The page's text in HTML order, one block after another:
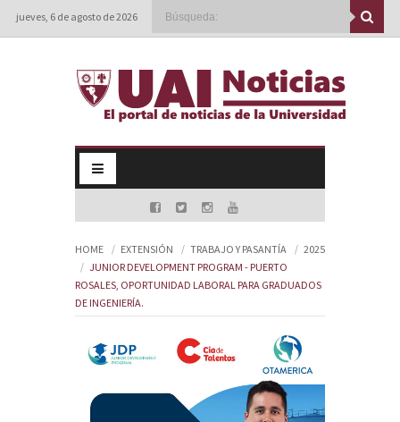
jueves, 6 de agosto de 2026
HOME EXTENSIÓN TRABAJO Y PASANTÍA
2025
JUNIOR DEVELOPMENT PROGRAM - PUERTO
ROSALES, OPORTUNIDAD LABORAL PARA GRADUADOS
DE INGENIERÍA.